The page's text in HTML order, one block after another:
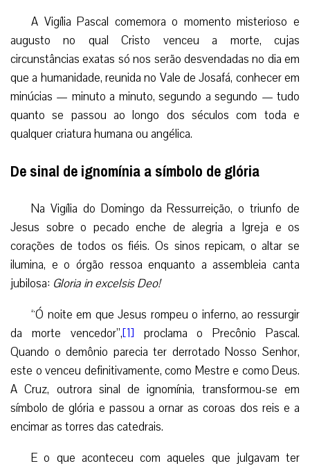
A Vigília Pascal comemora o momento misterioso e
augusto no qual Cristo venceu a morte, cujas
circunstâncias exatas só nos serão desvendadas no dia em
que a humanidade, reunida no Vale de Josafá, conhecer em
minúcias — minuto a minuto, segundo a segundo — tudo
quanto se passou ao longo dos séculos com toda e
qualquer criatura humana ou angélica.
De sinal de ignomínia a símbolo de glória
Na Vigília do Domingo da Ressurreição, o triunfo de
Jesus sobre o pecado enche de alegria a Igreja e os
corações de todos os fiéis. Os sinos repicam, o altar se
ilumina, e o órgão ressoa enquanto a assembleia canta
jubilosa: Gloria in excelsis Deo!
“Ó noite em que Jesus rompeu o inferno, ao ressurgir
da morte vencedor”,[1] proclama o Precônio Pascal.
Quando o demônio parecia ter derrotado Nosso Senhor,
este o venceu definitivamente, como Mestre e como Deus.
A Cruz, outrora sinal de ignomínia, transformou-se em
símbolo de glória e passou a ornar as coroas dos reis e a
encimar as torres das catedrais.
E o que aconteceu com aqueles que julgavam ter